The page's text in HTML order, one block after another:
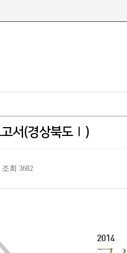
고서(경상북도Ⅰ)
조회 3682